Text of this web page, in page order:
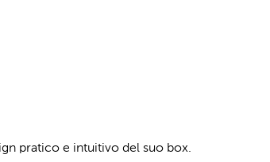
pratico e intuitivo del suo box.